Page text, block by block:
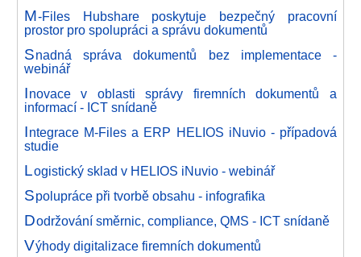
M-Files Hubshare poskytuje bezpečný pracovní
prostor pro spolupráci a správu dokumentů
Snadná správa dokumentů bez implementace -
webinář
Inovace v oblasti správy firemních dokumentů a
informací - ICT snídaně
Integrace M-Files a ERP HELIOS iNuvio - případová
studie
Logistický sklad v HELIOS iNuvio - webinář
Spolupráce při tvorbě obsahu - infografika
Dodržování směrnic, compliance, QMS - ICT snídaně
Výhody digitalizace firemních dokumentů